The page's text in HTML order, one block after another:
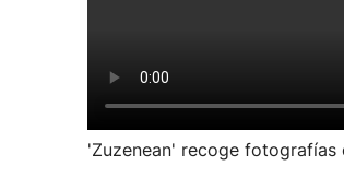
'Zuzenean' recoge fotografías